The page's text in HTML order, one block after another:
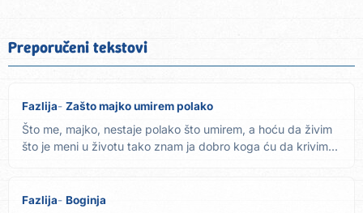
Preporučeni tekstovi
Fazlija Zašto majko umirem polako
Što me, majko, nestaje polako što umirem, a hoću da živim
što je meni u životu tako znam ja dobro koga ću da krivim...
Fazlija Boginja